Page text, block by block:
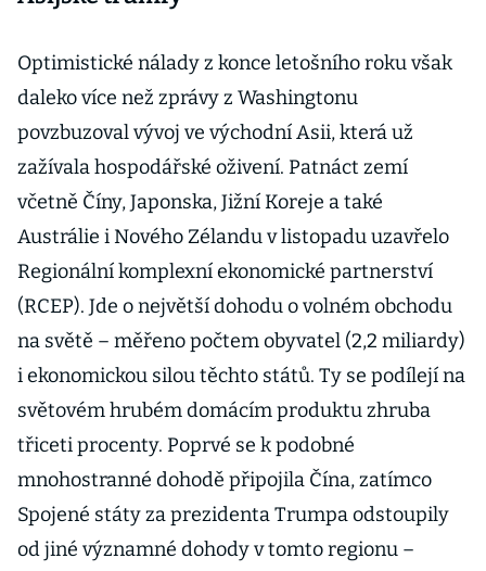
Optimistické nálady z konce letošního roku však
daleko více než zprávy z Washingtonu
povzbuzoval vývoj ve východní Asii, která už
zažívala hospodářské oživení. Patnáct zemí
včetně Číny, Japonska, Jižní Koreje a také
Austrálie i Nového Zélandu v listopadu uzavřelo
Regionální komplexní ekonomické partnerství
(RCEP). Jde o největší dohodu o volném obchodu
na světě – měřeno počtem obyvatel (2,2 miliardy)
i ekonomickou silou těchto států. Ty se podílejí na
světovém hrubém domácím produktu zhruba
třiceti procenty. Poprvé se k podobné
mnohostranné dohodě připojila Čína, zatímco
Spojené státy za prezidenta Trumpa odstoupily
od jiné významné dohody v tomto regionu –